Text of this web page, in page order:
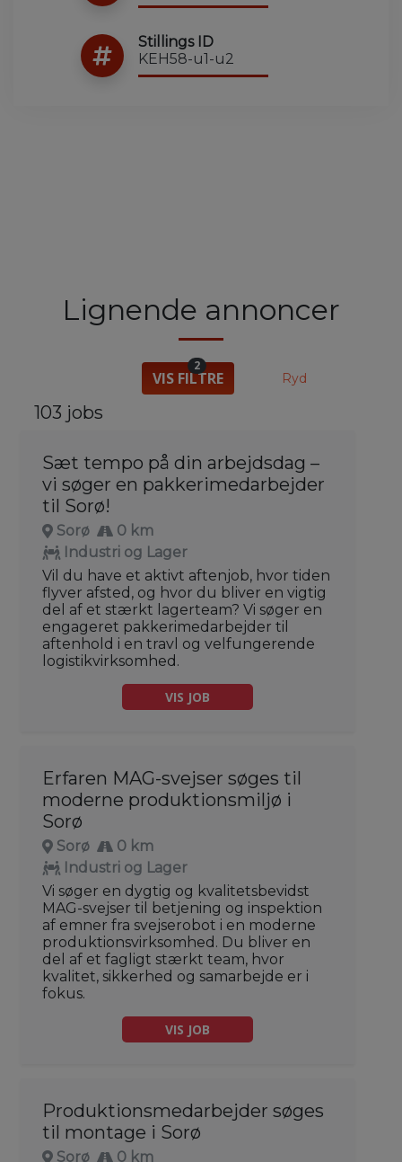
Stillings ID
KEH58-u1-u2
Lignende annoncer
VIS FILTRE
2
Ryd
103 jobs
Sæt tempo på din arbejdsdag –
vi søger en pakkerimedarbejder
til Sorø!
Sorø
0 km
Industri og Lager
Vil du have et aktivt aftenjob, hvor tiden
flyver afsted, og hvor du bliver en vigtig
del af et stærkt lagerteam? Vi søger en
engageret pakkerimedarbejder til
aftenhold i en travl og velfungerende
logistikvirksomhed.
VIS JOB
Erfaren MAG-svejser søges til
moderne produktionsmiljø i
Sorø
Sorø
0 km
Industri og Lager
Vi søger en dygtig og kvalitetsbevidst
MAG-svejser til betjening og inspektion
af emner fra svejserobot i en moderne
produktionsvirksomhed. Du bliver en
del af et fagligt stærkt team, hvor
kvalitet, sikkerhed og samarbejde er i
fokus.
VIS JOB
Produktionsmedarbejder søges
til montage i Sorø
Sorø 0 km